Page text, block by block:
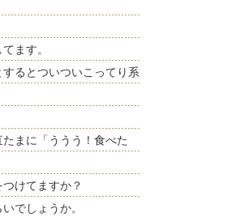
ます。
るとついついこってり系
まに「ううう！食べた
けてますか？
でしょうか。